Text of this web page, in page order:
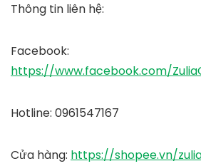
Thông tin liên hệ:
Facebook:
https://www.facebook.com/
Hotline: 0961547167
Cửa hàng: https://shopee.vn/